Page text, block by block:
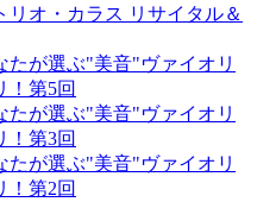
リオ・カラス リサイタル＆
たが選ぶ"美音"ヴァイオリ
！第5回
たが選ぶ"美音"ヴァイオリ
！第3回
たが選ぶ"美音"ヴァイオリ
！第2回